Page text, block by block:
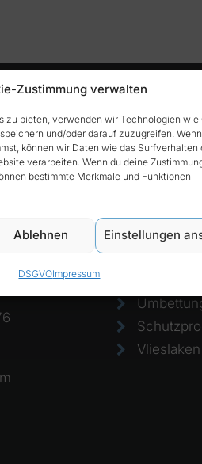
Zustimmung verwalten
zu bieten, verwenden wir Technologien wie
und/oder darauf zuzugreifen.
können wir Daten wie das Surfverhalten
verarbeiten. Wenn du deine
bestimmte Merkmale und Funktionen
Ablehnen Einstellungen
DSGVOImpressum
Produkte
Vlieslaken